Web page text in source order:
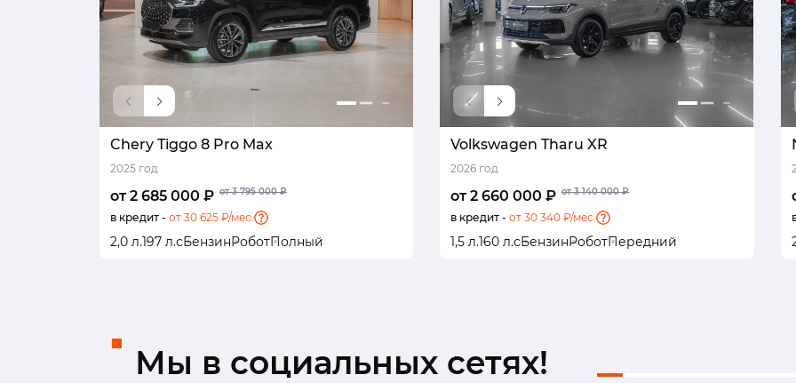
Chery Tiggo 8 Pro Max
2025 год
от 2 685 000 ₽ от 3 795 000 ₽
в кредит - от 30 625 ₽/мес.
2,0 л.197 л.сБензинРоботПолный
Volkswagen Tharu XR
2026 год
от 2 660 000 ₽ от 3 140 000 ₽
в кредит - от 30 340 ₽/мес.
1,5 л.160 л.сБензинРоботПередний
Мы в социальных сетях!